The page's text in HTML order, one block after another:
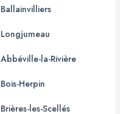
Ballainvilliers
Longjumeau
Abbéville-la-Rivière
Bois-Herpin
Brières-les-Scellés